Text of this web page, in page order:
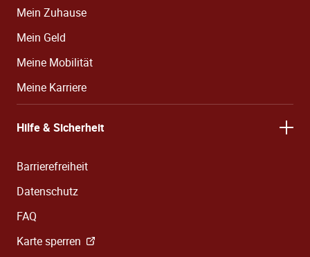
Mein Zuhause
Mein Geld
Meine Mobilität
Meine Karriere
Hilfe & Sicherheit
Barrierefreiheit
Datenschutz
FAQ
Karte sperren